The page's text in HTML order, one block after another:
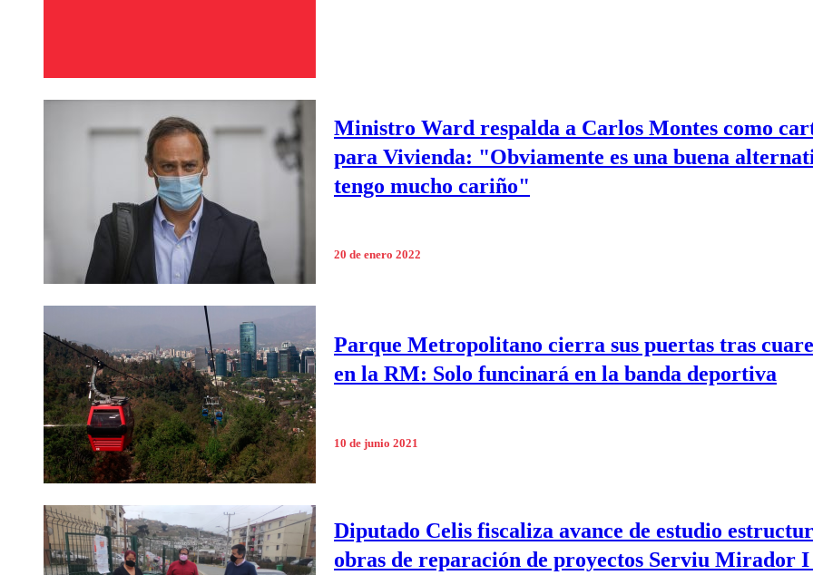
Ministro Ward respalda a Carlos Montes como
para Vivienda: "Obviamente es una buena
tengo mucho cariño"
20 de enero 2022
Parque Metropolitano cierra sus puertas tras
en la RM: Solo funcinará en la banda deportiva
10 de junio 2021
Diputado Celis fiscaliza avance de estudio
obras de reparación de proyectos Serviu Mirador